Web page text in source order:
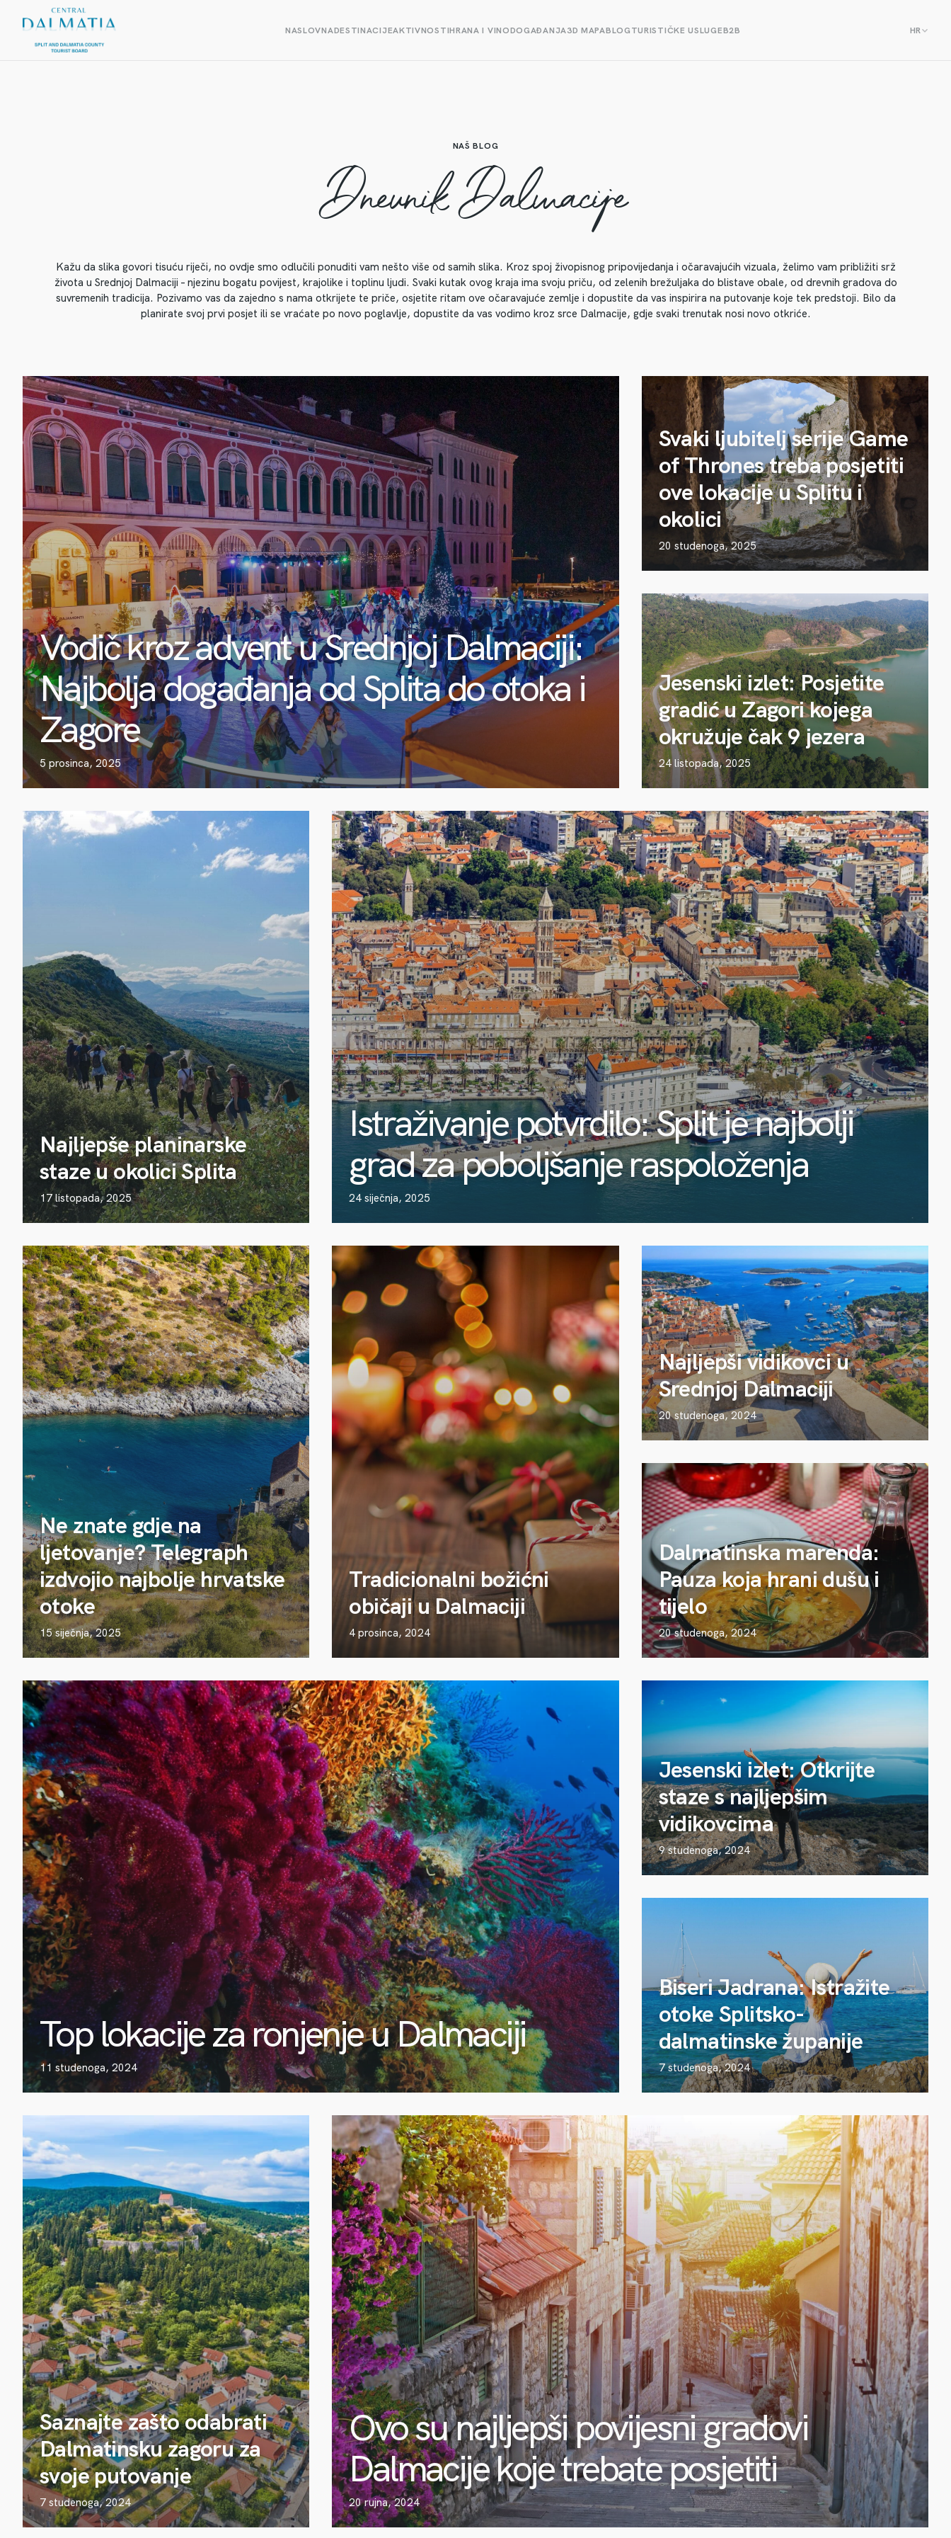
NASLOVNADESTINACIJEAKTIVNOSTIHRANA I VINODOGAĐANJA3D MAPABLOGTURISTIČKE USLUGEB2B HR
NAŠ BLOG
Dnevnik Dalmacije
Kažu da slika govori tisuću riječi, no ovdje smo odlučili ponuditi vam nešto više od samih slika. Kroz spoj živopisnog pripovijedanja i očaravajućih vizuala, želimo vam približiti srž
života u Srednjoj Dalmaciji – njezinu bogatu povijest, krajolike i toplinu ljudi. Svaki kutak ovog kraja ima svoju priču, od zelenih brežuljaka do blistave obale, od drevnih gradova do
suvremenih tradicija. Pozivamo vas da zajedno s nama otkrijete te priče, osjetite ritam ove očaravajuće zemlje i dopustite da vas inspirira na putovanje koje tek predstoji. Bilo da
planirate svoj prvi posjet ili se vraćate po novo poglavlje, dopustite da vas vodimo kroz srce Dalmacije, gdje svaki trenutak nosi novo otkriće.
Vodič kroz advent u Srednjoj Dalmaciji:
Najbolja događanja od Splita do otoka i
Zagore
5 prosinca, 2025
Svaki ljubitelj serije Game
of Thrones treba posjetiti
ove lokacije u Splitu i
okolici
20 studenoga, 2025
Jesenski izlet: Posjetite
gradić u Zagori kojega
okružuje čak 9 jezera
24 listopada, 2025
Najljepše planinarske
staze u okolici Splita
17 listopada, 2025
Istraživanje potvrdilo: Split je najbolji
grad za poboljšanje raspoloženja
24 siječnja, 2025
Ne znate gdje na
ljetovanje? Telegraph
izdvojio najbolje hrvatske
otoke
15 siječnja, 2025
Tradicionalni božićni
običaji u Dalmaciji
4 prosinca, 2024
Najljepši vidikovci u
Srednjoj Dalmaciji
20 studenoga, 2024
Dalmatinska marenda:
Pauza koja hrani dušu i
tijelo
20 studenoga, 2024
Top lokacije za ronjenje u Dalmaciji
11 studenoga, 2024
Jesenski izlet: Otkrijte
staze s najljepšim
vidikovcima
9 studenoga, 2024
Biseri Jadrana: Istražite
otoke Splitsko-
dalmatinske županije
7 studenoga, 2024
Saznajte zašto odabrati
Dalmatinsku zagoru za
svoje putovanje
7 studenoga, 2024
Ovo su najljepši povijesni gradovi
Dalmacije koje trebate posjetiti
20 rujna, 2024